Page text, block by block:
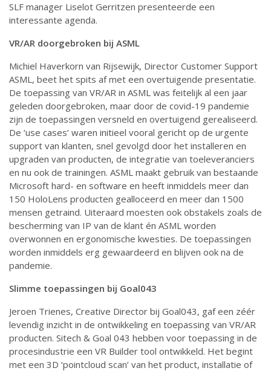
SLF manager Liselot Gerritzen presenteerde een
interessante agenda.
VR/AR doorgebroken bij ASML
Michiel Haverkorn van Rijsewijk, Director Customer Support
ASML, beet het spits af met een overtuigende presentatie.
De toepassing van VR/AR in ASML was feitelijk al een jaar
geleden doorgebroken, maar door de covid-19 pandemie
zijn de toepassingen versneld en overtuigend gerealiseerd.
De ‘use cases’ waren initieel vooral gericht op de urgente
support van klanten, snel gevolgd door het installeren en
upgraden van producten, de integratie van toeleveranciers
en nu ook de trainingen. ASML maakt gebruik van bestaande
Microsoft hard- en software en heeft inmiddels meer dan
150 HoloLens producten gealloceerd en meer dan 1500
mensen getraind. Uiteraard moesten ook obstakels zoals de
bescherming van IP van de klant én ASML worden
overwonnen en ergonomische kwesties. De toepassingen
worden inmiddels erg gewaardeerd en blijven ook na de
pandemie.
Slimme toepassingen bij Goal043
Jeroen Trienes, Creative Director bij Goal043, gaf een zéér
levendig inzicht in de ontwikkeling en toepassing van VR/AR
producten. Sitech & Goal 043 hebben voor toepassing in de
procesindustrie een VR Builder tool ontwikkeld. Het begint
met een 3D ‘pointcloud scan’ van het product, installatie of